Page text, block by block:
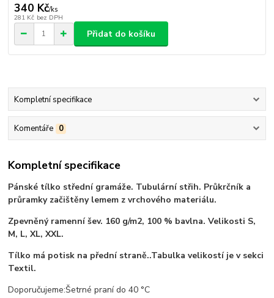
340 Kč/ks
281 Kč bez DPH
Přidat do košíku
Kompletní specifikace
Komentáře 0
Kompletní specifikace
Pánské tílko střední gramáže. Tubulární střih. Průkrčník a
průramky začištěny lemem z vrchového materiálu.
Zpevněný ramenní šev. 160 g/m2, 100 % bavlna. Velikosti S,
M, L, XL, XXL.
Tílko má potisk na přední straně..Tabulka velikostí je v sekci
Textil.
Doporučujeme:Šetrné praní do 40 °C